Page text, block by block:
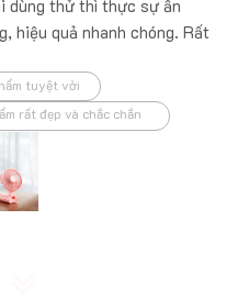
dùng thử thì thực sự ấn
hiệu quả nhanh chóng. Rất
tuyệt vời
rất đẹp và chắc chắn